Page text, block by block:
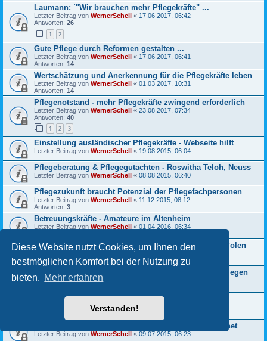
Diese Website nutzt Cookies, um Ihnen den
bestmöglichen Komfort bei der Nutzung zu
bieten. Mehr erfahren
Verstanden!
Laumann: ´"Wir brauchen mehr Pflegekräfte" ...
Letzter Beitrag von WernerSchell « 17.06.2017, 06:42
Antworten: 26
1 2
Gute Pflege durch Reformen gestalten ...
Letzter Beitrag von WernerSchell « 17.06.2017, 06:41
Antworten: 14
Wertschätzung und Anerkennung für die Pflegekräfte leben
Letzter Beitrag von WernerSchell « 01.03.2017, 10:31
Antworten: 14
Pflegenotstand - mehr Pflegekräfte zwingend erforderlich
Letzter Beitrag von WernerSchell « 23.08.2017, 07:34
Antworten: 40
1 2 3
Einstellung ausländischer Pflegekräfte - Webseite hilft
Letzter Beitrag von WernerSchell « 19.08.2015, 06:04
Pflegeberatung & Pflegegutachten - Roswitha Teloh, Neuss
Letzter Beitrag von WernerSchell « 08.08.2015, 06:40
Pflegezukunft braucht Potenzial der Pflegefachpersonen
Letzter Beitrag von WernerSchell « 11.12.2015, 08:12
Antworten: 3
Betreuungskräfte - Amateure im Altenheim
Letzter Beitrag von WernerSchell « 01.04.2016, 06:34
20 % der zugewanderten Pflegekräfte stammen aus Polen
«
Antworten:1
NBA ist mit adäquater Personalbemessung zu hinterlegen
Letzter Beitrag vonWernerSchell
Flüchtlinge für die Pflege? - Nein danke!
Letzter Beitrag vonWernerSchell«
Pflegeberufe: Raucherpausen zur Erholung ungeeignet
Letzter Beitrag vonWernerSchell«09.07.2015, 06:23